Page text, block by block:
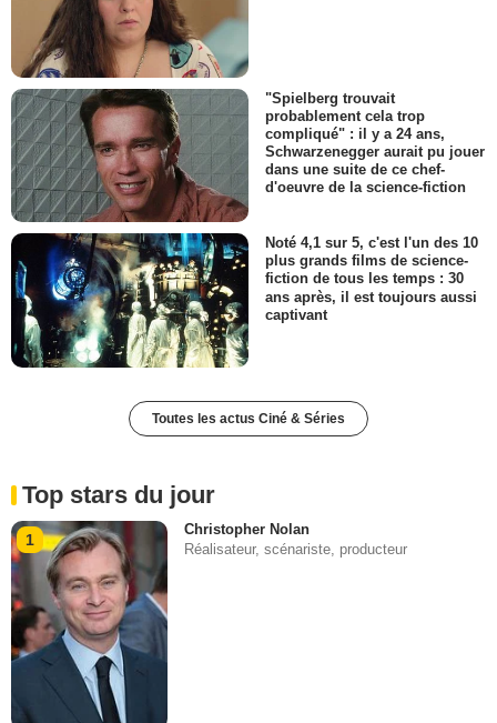
"Spielberg trouvait
probablement cela trop
compliqué" : il y a 24 ans,
Schwarzenegger aurait pu jouer
dans une suite de ce chef-
d'oeuvre de la science-fiction
Noté 4,1 sur 5, c'est l'un des 10
plus grands films de science-
fiction de tous les temps : 30
ans après, il est toujours aussi
captivant
Toutes les actus Ciné & Séries
Top stars du jour
1
Christopher Nolan
Réalisateur, scénariste, producteur